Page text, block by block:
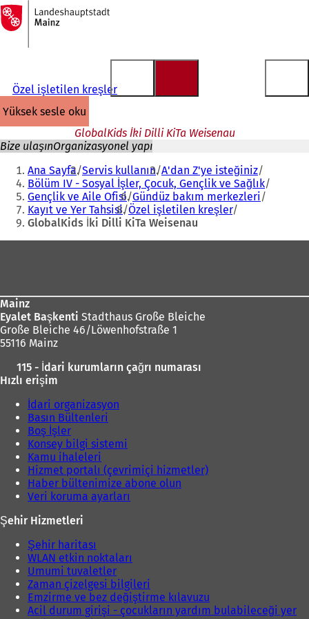
İçeriğe atla
Ana
sayfaya
Özel işletilen kreşler
yüksek sesle oku
GlobalKids İki Dilli KiTa Weisenau
Bize ulaşınOrganizasyonel yapı
Buradasınız:
Ana Sayfa Servis kullanın A'dan Z'ye isteğiniz
Bölüm IV - Sosyal İşler, Çocuk, Gençlik ve Sağlık
Gençlik ve Aile Ofisi Gündüz bakım merkezleri
Kayıt ve Yer Tahsisi Özel işletilen kreşler
GlobalKids İki Dilli KiTa Weisenau
Mainz
Eyalet Başkenti Stadthaus Große Bleiche
Große Bleiche 46/Löwenhofstraße 1
55116 Mainz
115 - İdari kurumların çağrı numarası
Hızlı erişim
İdari organizasyon
Basın Bültenleri
Boş İşler
Konsey bilgi sistemi
Kamu ihaleleri
Hizmet portalı (çevrimiçi hizmetler)
Haber bültenimize abone olun
Veri koruma ayarları
Şehir Hizmetleri
Şehir haritası
WLAN etkin noktaları
Umumi tuvaletler
Zaman çizelgesi bilgileri
Emzirme ve bez değiştirme kılavuzu
Acil durum girişi - çocukların yardım bulabileceği yer